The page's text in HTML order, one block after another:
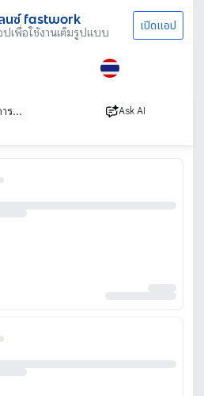
นซ์ fastwork
ปเพื่อใช้งานเต็มรูปแบบ เปิดแอป
Ask AI
วต่อตัว เรียนออนไลน์
ยงตาม